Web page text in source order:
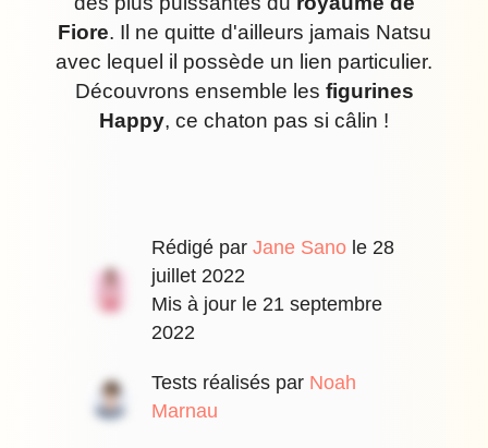
Fiore. Il ne quitte d'ailleurs jamais Natsu
avec lequel il possède un lien particulier.
Découvrons ensemble les figurines
Happy, ce chaton pas si câlin !
Rédigé par Jane Sanole 28
juillet 2022
Mis à jour le 21 septembre
2022
Tests réalisés par Noah
Marnau